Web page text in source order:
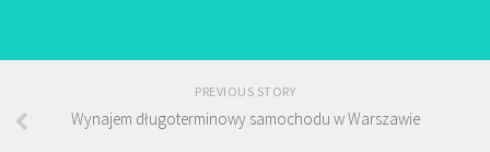
PREVIOUS STORY
Wynajem długoterminowy samochodu w Warszawie